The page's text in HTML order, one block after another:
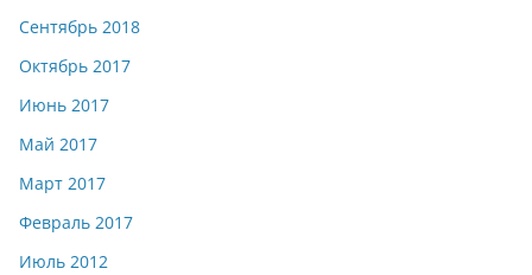
Сентябрь 2018
Октябрь 2017
Июнь 2017
Май 2017
Март 2017
Февраль 2017
Июль 2012